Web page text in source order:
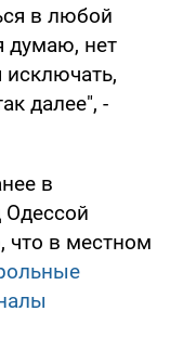
в любой
думаю, нет
далее", -
в
Одессой
что в местном